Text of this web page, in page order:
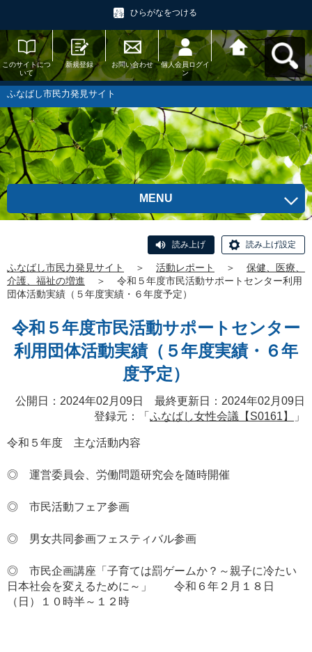
ひらがなをつける
このサイトにつ
いて
新規登録 お問い合わせ
個人会員ログイ
ン
ふなばし市民力
発見サイトへ戻
る
ふなばし市民力発見サイト
MENU
読み上げ 読み上げ設定
ふなばし市民力発見サイト ＞ 活動レポート ＞
保健、医療、
介護、福祉の増進
＞
令和５年度市民活動サポートセンター利用
団体活動実績（５年度実績・６年度予定）
令和５年度市民活動サポートセンター
利用団体活動実績（５年度実績・６年
度予定）
公開日：2024年02月09日 最終更新日：2024年02月09日
登録元：「 ふなばし女性会議【S0161】 」
令和５年度 主な活動内容
◎ 運営委員会、労働問題研究会を随時開催
◎ 市民活動フェア参画
◎ 男女共同参画フェスティバル参画
◎ 市民企画講座「子育ては罰ゲームか？～親子に冷たい
日本社会を変えるために～」 令和６年２月１８日
（日）１０時半～１２時